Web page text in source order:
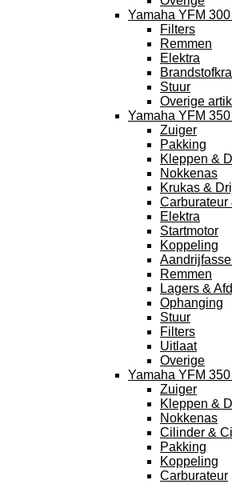
Yamaha YFM
Filters
Remmen
Elektra
Stuur
Overige
Yamaha YFM
Zuiger
Pakking
Kleppen &
Nokkenas
Krukas &
Carburateur
Elektra
Startmotor
Koppeling
Remmen
Lagers &
Ophanging
Stuur
Filters
Uitlaat
Overige
Yamaha YFM
Zuiger
Kleppen &
Nokkenas
Cilinder &
Pakking
Koppeling
Carburateur